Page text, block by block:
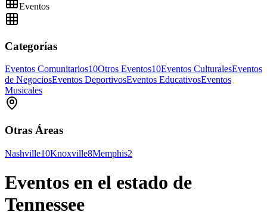
Eventos
Categorías
Eventos Comunitarios10Otros Eventos10Eventos CulturalesEventos
de NegociosEventos DeportivosEventos EducativosEventos
Musicales
Otras Áreas
Nashville10Knoxville8Memphis2
Eventos en el estado de
Tennessee